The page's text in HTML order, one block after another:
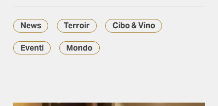
News Terroir Cibo & Vino
Eventi Mondo